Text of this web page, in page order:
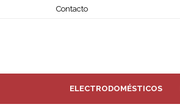
ELECTRODOMÉSTICOS
Contacto